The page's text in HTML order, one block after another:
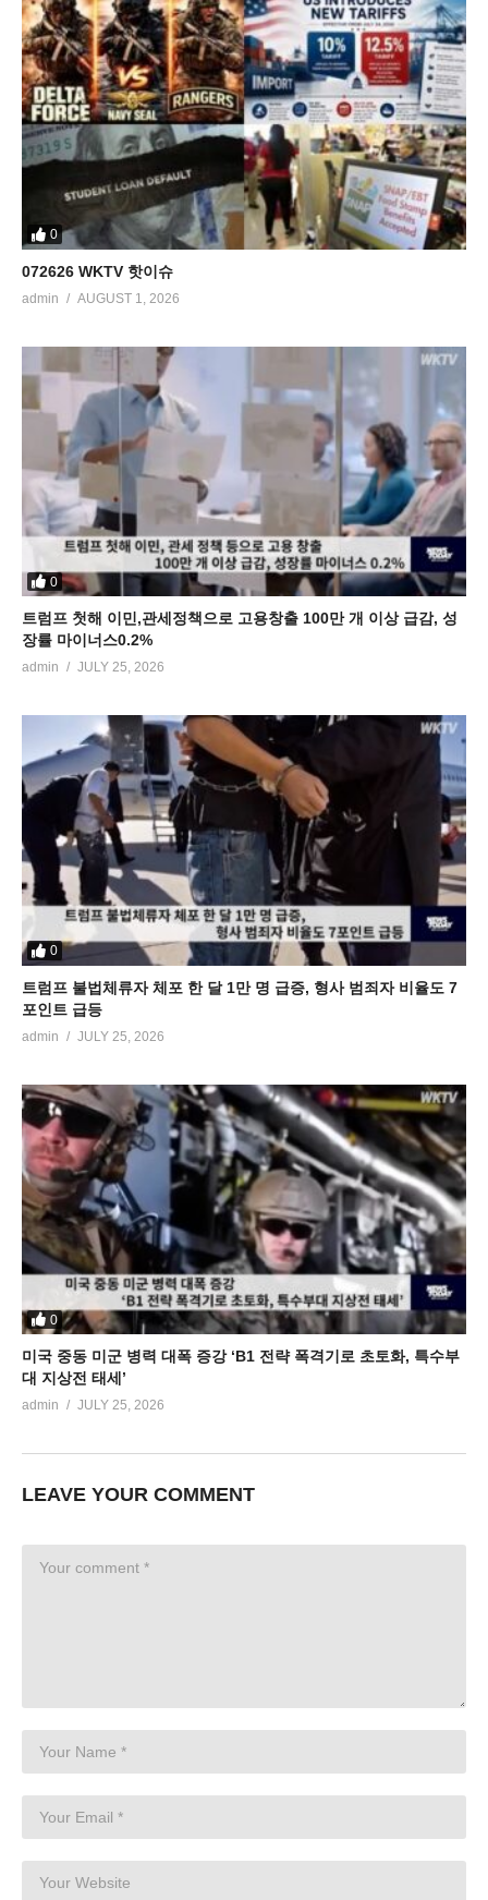
0
072626 WKTV 핫이슈
admin AUGUST 1, 2026
0
트럼프 첫해 이민,관세정책으로 고용창출 100만 개 이상 급감, 성
장률 마이너스0.2%
admin JULY 25, 2026
0
트럼프 불법체류자 체포 한 달 1만 명 급증, 형사 범죄자 비율도 7
포인트 급등
admin JULY 25, 2026
0
미국 중동 미군 병력 대폭 증강 ‘B1 전략 폭격기로 초토화, 특수부
대 지상전 태세’
admin JULY 25, 2026
LEAVE YOUR COMMENT